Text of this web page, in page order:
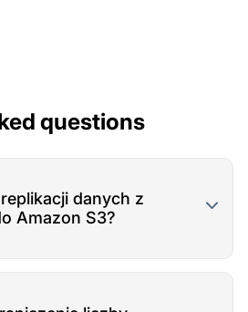
questions
danych z
Amazon S3?